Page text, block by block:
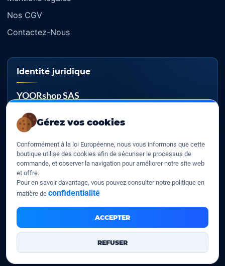
Gérez vos cookies
Conformément à la loi Européenne, nous vous informons que cette
boutique utilise des cookies afin de sécuriser le processus de
commande, et observer la navigation pour améliorer notre site web
et offre.
Pour en savoir davantage, vous pouvez consulter notre politique en
matière de confidentialité
ACCEPTER
REFUSER
Nos CGV
Contactez-Nous
Identité juridique
YOORshop SAS
RCS
817 466 147
TVA EU
FR 27 817 466 147
D-U-N-S
267 747 610
YOORshop SAS © 2026. Tous droits réservés
Mentions légales Nos CGV Contactez-Nous